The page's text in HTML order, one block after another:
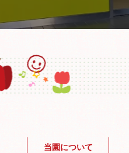
当園について